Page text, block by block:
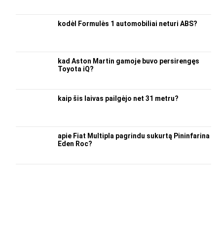
kodėl Formulės 1 automobiliai neturi ABS?
kad Aston Martin gamoje buvo persirengęs
Toyota iQ?
kaip šis laivas pailgėjo net 31 metru?
apie Fiat Multipla pagrindu sukurtą Pininfarina
Eden Roc?